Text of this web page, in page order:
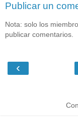
Publicar un
Nota: solo los
publicar comentarios.
‹